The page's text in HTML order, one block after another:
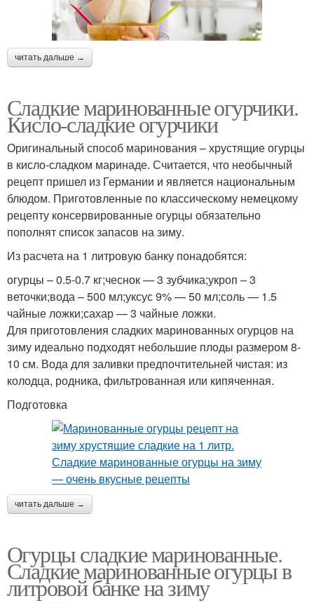
читать дальше →
Сладкие маринованные огурчики.
Кисло-сладкие огурчики
Оригинальный способ маринования – хрустящие огурцы
в кисло-сладком маринаде. Считается, что необычный
рецепт пришел из Германии и является национальным
блюдом. Приготовленные по классическому немецкому
рецепту консервированные огурцы обязательно
пополнят список запасов на зиму.
Из расчета на 1 литровую банку понадобятся:
огурцы – 0.5-0.7 кг;чеснок — 3 зубчика;укроп – 3
веточки;вода – 500 мл;уксус 9% — 50 мл;соль — 1.5
чайные ложки;сахар — 3 чайные ложки.
Для приготовления сладких маринованных огурцов на
зиму идеально подходят небольшие плоды размером 8-
10 см. Вода для заливки предпочтительней чистая: из
колодца, родника, фильтрованная или кипяченная.
Подготовка
читать дальше →
Огурцы сладкие маринованные.
Сладкие маринованные огурцы в
литровой банке на зиму